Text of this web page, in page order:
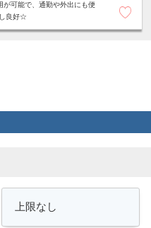
が可能で、通勤や外出にも便
良好☆